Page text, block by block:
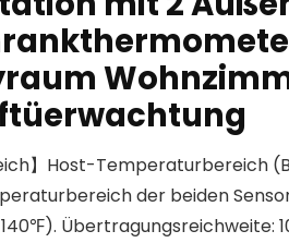
】Host-Temperaturbereich
der beiden
Übertragungsreichweite: